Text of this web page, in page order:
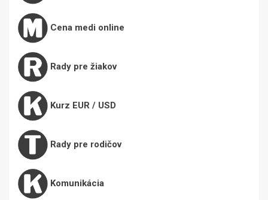
Cena medi online
Rady pre žiakov
Kurz EUR / USD
Rady pre rodičov
Komunikácia